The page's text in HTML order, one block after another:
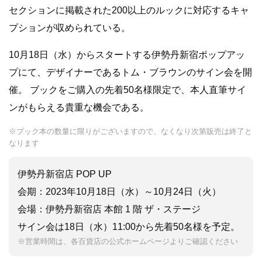
セクションに掲載された200以上のルックに対応するキャ
プションが収められている。
10月18日（水）からスタートする伊勢丹新宿ポップアッ
プにて、デザイナーであるトム・ブラウンのサイン会を開
催。 ブックをご購入の先着50名様限定で、本人直筆サイ
ンがもらえる貴重な機会である。
※ブック本の数量に限りがございますので、なくなり次第販売は終了と
なります
伊勢丹新宿店 POP UP
会期：2023年10月18日（水）～10月24日（火）
会場：伊勢丹新宿店 本館 1 階 ザ・ステージ
サイン会は18日（水）11:00から先着50名様を予定。
※営業時間は、各百貨店の公式ホームページよりご確認ください